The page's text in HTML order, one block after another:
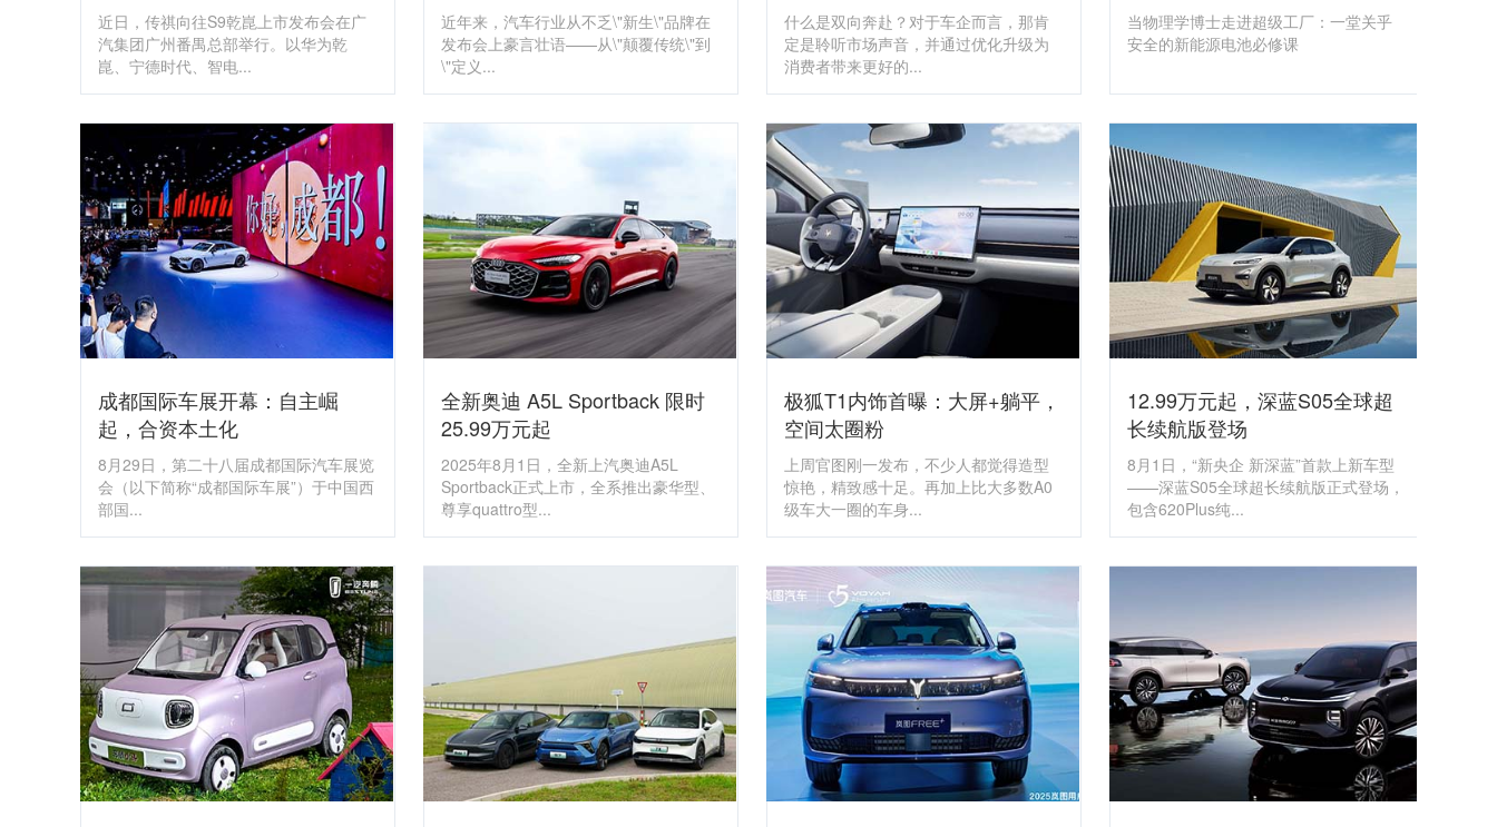
近日，传祺向往S9乾崑上市发布会在广
汽集团广州番禺总部举行。以华为乾
崑、宁德时代、智电...
​近年来，汽车行业从不乏\"新生\"品牌在
发布会上豪言壮语——从\"颠覆传统\"到
\"定义...
什么是双向奔赴？对于车企而言，那肯
定是聆听市场声音，并通过优化升级为
消费者带来更好的...
当物理学博士走进超级工厂：一堂关乎
安全的新能源电池必修课
成都国际车展开幕：自主崛
起，合资本土化
​8月29日，第二十八届成都国际汽车展览
会（以下简称“成都国际车展”）于中国西
部国...
全新奥迪 A5L Sportback 限时
25.99万元起
​2025年8月1日，全新上汽奥迪A5L
Sportback正式上市，全系推出豪华型、
尊享quattro型...
极狐T1内饰首曝：大屏+躺平，
空间太圈粉
上周官图刚一发布，不少人都觉得造型
惊艳，精致感十足。再加上比大多数A0
级车大一圈的车身...
12.99万元起，深蓝S05全球超
长续航版登场
8月1日，“新央企 新深蓝”首款上新车型
——深蓝S05全球超长续航版正式登场，
包含620Plus纯...